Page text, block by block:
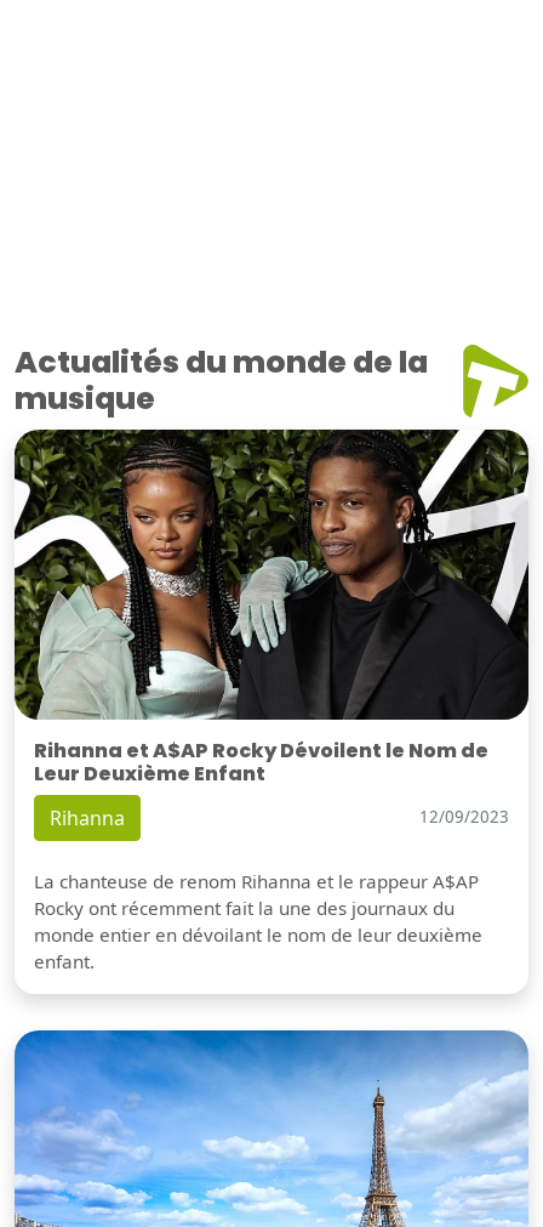
Actualités du monde de la
musique
Rihanna et A$AP Rocky Dévoilent le Nom de
Leur Deuxième Enfant
Rihanna 12/09/2023
La chanteuse de renom Rihanna et le rappeur A$AP
Rocky ont récemment fait la une des journaux du
monde entier en dévoilant le nom de leur deuxième
enfant.